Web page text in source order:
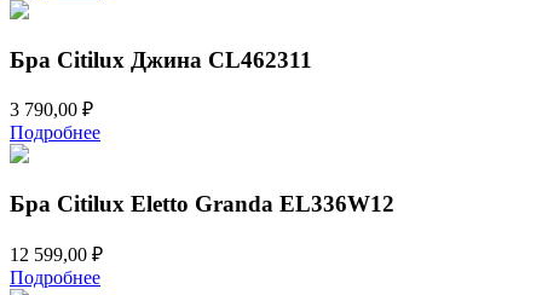
Бра Citilux Джина CL462311
3 790,00 ₽
Подробнее
Бра Citilux Eletto Granda EL336W12
12 599,00 ₽
Подробнее